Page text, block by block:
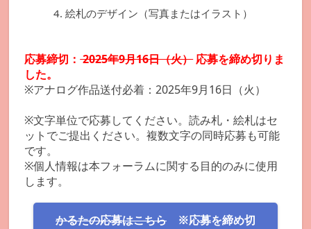
絵札のデザイン（写真またはイラスト）
応募締切：2025年9月16日（火）応募を締め切りま
した。
※アナログ作品送付必着：2025年9月16日（火）
※文字単位で応募してください。読み札・絵札はセ
ットでご提出ください。複数文字の同時応募も可能
です。
※個人情報は本フォーラムに関する目的のみに使用
します。
かるたの応募はこちら ※応募を締め切